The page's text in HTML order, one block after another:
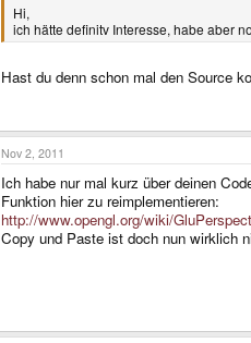
Hi,
ich hätte definitv Interesse, habe aber
Hast du denn schon mal den Source
Nov 2, 2011
Ich habe nur mal kurz über deinen
Funktion hier zu reimplementieren:
http://www.opengl.org/wiki/
Copy und Paste ist doch nun wirklich